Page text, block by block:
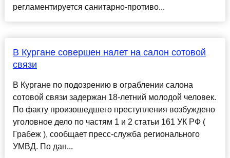
регламентируется санитарно-противо...
В Кургане совершен налет на салон сотовой
связи
В Кургане по подозрению в ограблении салона
сотовой связи задержан 18-летний молодой человек.
По факту произошедшего преступления возбуждено
уголовное дело по частям 1 и 2 статьи 161 УК РФ (
Грабеж ), сообщает пресс-служба регионального
УМВД. По дан...